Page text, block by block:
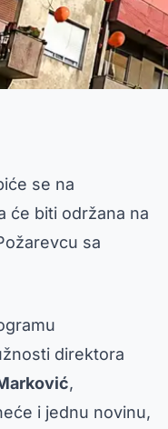
se na
će biti održana na
sa
direktora
,
i jednu novinu,